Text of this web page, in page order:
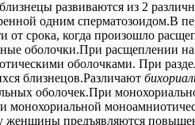
развиваются из 2
одним сперматозоидом.В
срока, когда произошло
оболочки.При расщеплении
оболочками. При
близнецов.Различают
оболочек.При
предъявляются